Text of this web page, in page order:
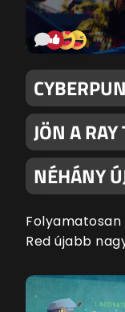
JÖN A
NÉHÁNY
Folyamatosan
Red újabb